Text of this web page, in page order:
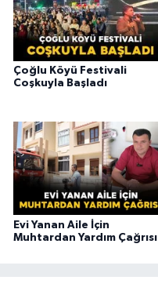
Çoğlu Köyü Festivali
Coşkuyla Başladı
Evi Yanan Aile İçin
Muhtardan Yardım Çağrısı